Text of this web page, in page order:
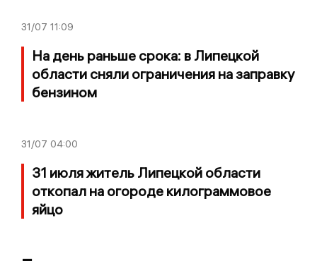
31/07 11:09
На день раньше срока: в Липецкой
области сняли ограничения на заправку
бензином
31/07 04:00
31 июля житель Липецкой области
откопал на огороде килограммовое
яйцо